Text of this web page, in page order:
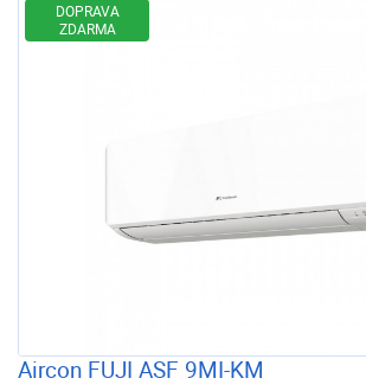
DOPRAVA
ZDARMA
Aircon FUJI ASF 9MI-KM